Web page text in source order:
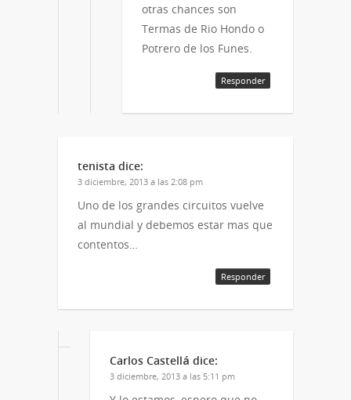
otras chances son
Termas de Rio Hondo o
Potrero de los Funes.
Responder
tenista dice:
3 diciembre, 2013 a las 2:08 pm
Uno de los grandes circuitos vuelve
al mundial y debemos estar mas que
contentos…
Responder
Carlos Castellá dice:
3 diciembre, 2013 a las 5:11 pm